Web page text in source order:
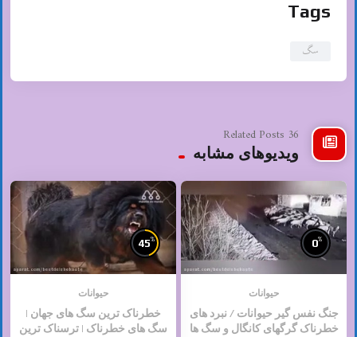
Tags
سگ
36 Related Posts
ویدیوهای مشابه
0%
حیوانات
جنگ نفس گیر حیوانات / نبرد های
خطرناک گرگهای کانگال و سگ ها
45%
حیوانات
خطرناک ترین سگ های جهان |
سگ های خطرناک | ترسناک ترین